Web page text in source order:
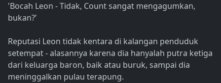
'Bocah Leon - Tidak, Count sangat mengagumkan,
bukan?’
Reputasi Leon tidak kentara di kalangan penduduk
setempat - alasannya karena dia hanyalah putra ketiga
dari keluarga baron, baik atau buruk, sampai dia
meninggalkan pulau terapung.